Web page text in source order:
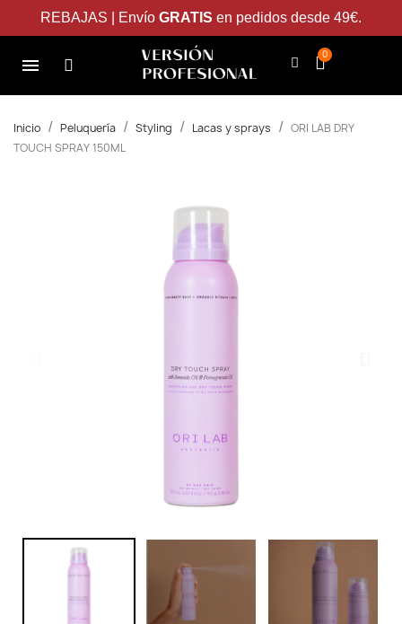
REBAJAS | Envío GRATIS en pedidos desde 49€.
Inicio Peluquería Styling Lacas y sprays
ORI LAB DRY
TOUCH SPRAY 150ML